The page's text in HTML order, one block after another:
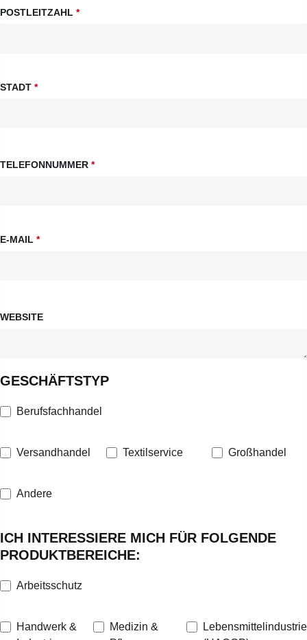
POSTLEITZAHL *
STADT *
TELEFONNUMMER *
E-MAIL *
WEBSITE
GESCHÄFTSTYP
Berufsfachhandel
Versandhandel Textilservice Großhandel
Andere
ICH INTERESSIERE MICH FÜR FOLGENDE
PRODUKTBEREICHE:
Arbeitsschutz
Handwerk &
Medizin &
Lebensmittelindustrie